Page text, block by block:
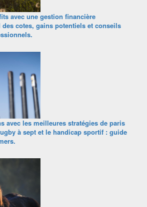
avec une gestion financière
cotes, gains potentiels et conseils
avec les meilleures stratégies de paris
à sept et le handicap sportif : guide